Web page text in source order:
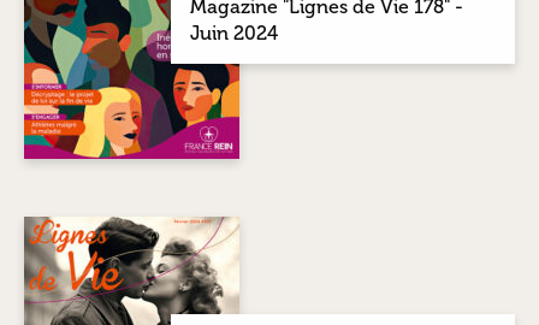
Magazine "Lignes de Vie 178" -
Juin 2024